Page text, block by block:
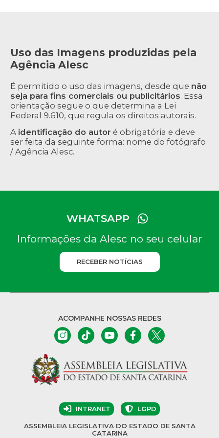
Uso das Imagens produzidas pela
Agência Alesc
É permitido o uso das imagens, desde que não
seja para fins comerciais ou publicitários. Essa
orientação segue o que determina a Lei
Federal 9.610, que regula os direitos autorais.
A identificação do autor é obrigatória e deve
ser feita da seguinte forma: nome do fotógrafo
/ Agência Alesc.
WHATSAPP
Informações da Alesc no seu celular
RECEBER NOTÍCIAS
ACOMPANHE NOSSAS REDES
INTRANET LGPD
ASSEMBLEIA LEGISLATIVA DO ESTADO DE SANTA
CATARINA